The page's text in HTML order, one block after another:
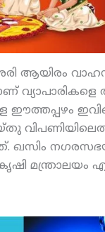
ആയിരം
ഈത്തപ്പഴം
ഖസിം
മന്ത്രാലയം